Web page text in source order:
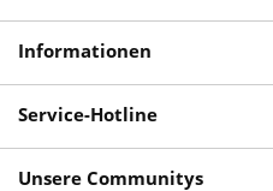
Informationen
Service-Hotline
Unsere Communitys